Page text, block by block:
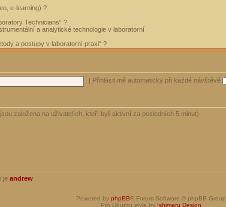
e-learning) ?
Technicians“ ?
a analytické technologie v laboratorní
a postupy v laboratorní praxi“ ?
Přihlásit mě automaticky při každé návštěvě
založena na uživatelích, kteří byli aktivní za posledních 5 minut)
je andrew
Powered by phpBB® Forum Software © phpBB Group
Pro Ubuntu style by Ishimaru Design